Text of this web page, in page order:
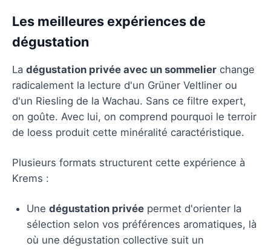
Les meilleures expériences de
dégustation
La dégustation privée avec un sommelier change
radicalement la lecture d'un Grüner Veltliner ou
d'un Riesling de la Wachau. Sans ce filtre expert,
on goûte. Avec lui, on comprend pourquoi le terroir
de loess produit cette minéralité caractéristique.
Plusieurs formats structurent cette expérience à
Krems :
Une dégustation privée permet d'orienter la
sélection selon vos préférences aromatiques, là
où une dégustation collective suit un